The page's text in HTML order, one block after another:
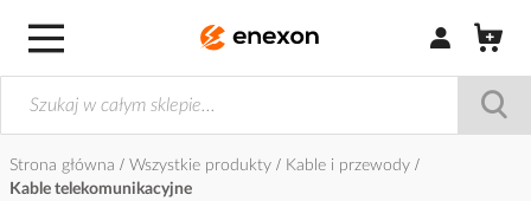
Zaloguj się /
Strona główna Wszystkie produkty
Kable i przewody
Kable telekomunikacyjne